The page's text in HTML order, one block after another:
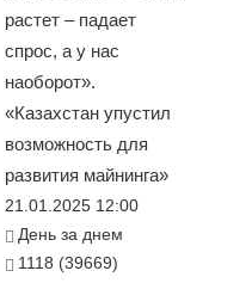
растет – падает
спрос, а у нас
наоборот».
«Казахстан упустил
возможность для
развития майнинга»
21.01.2025 12:00
День за днем
1118 (39669)